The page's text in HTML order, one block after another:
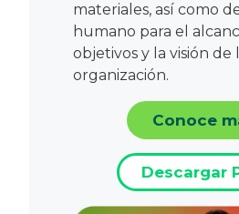
materiales, así como
humano para el
objetivos y la visión de
organización.
Conoce
Descargar